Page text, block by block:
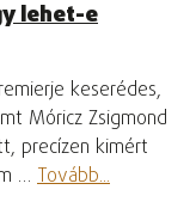
lehet-e
keserédes,
Móricz Zsigmond
precízen kimért
… Tovább...